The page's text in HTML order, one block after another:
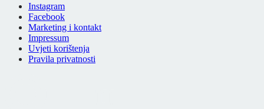
Instagram
Facebook
Marketing i kontakt
Impressum
Uvjeti korištenja
Pravila privatnosti